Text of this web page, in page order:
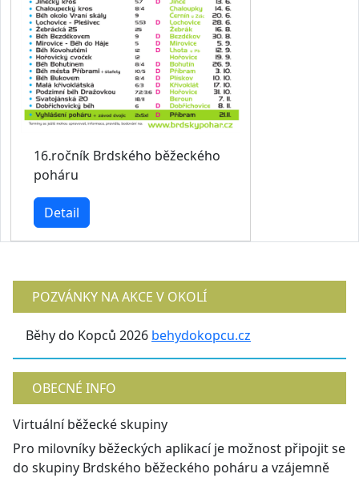
16.ročník Brdského běžeckého
poháru
Detail
POZVÁNKY NA AKCE V OKOLÍ
Běhy do Kopců 2026 behydokopcu.cz
OBECNÉ INFO
Virtuální běžecké skupiny
Pro milovníky běžeckých aplikací je možnost připojit se
do skupiny Brdského běžeckého poháru a vzájemně